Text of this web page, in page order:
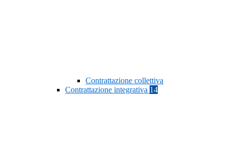
Contrattazione collettiva
Contrattazione integrativa 14